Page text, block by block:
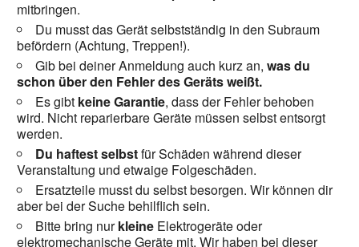
mitbringen.
Du musst das Gerät selbstständig in den Subraum
befördern (Achtung, Treppen!).
Gib bei deiner Anmeldung auch kurz an,was du
schon über den Fehler des Geräts weißt.
Es gibt keine Garantie, dass der Fehler behoben
wird. Nicht reparierbare Geräte müssen selbst entsorgt
werden.
Du haftest selbstfür Schäden während dieser
Veranstaltung und etwaige Folgeschäden.
Ersatzteile musst du selbst besorgen. Wir können dir
aber bei der Suche behilflich sein.
Bitte bring nurkleine Elektrogeräte oder
elektromechanische Geräte mit. Wir haben bei dieser